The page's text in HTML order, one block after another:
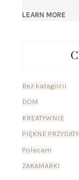
LEARN MORE
Bez kategorii
DOM
KREATYWNIE
PIĘKNE
Polecam
ZAKAMARKI